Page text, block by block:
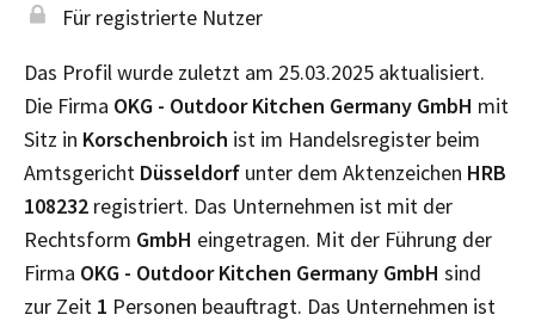
Für registrierte Nutzer
Das Profil wurde zuletzt am 25.03.2025 aktualisiert.
Die Firma OKG - Outdoor Kitchen Germany GmbH mit
Sitz in Korschenbroich ist im Handelsregister beim
Amtsgericht Düsseldorf unter dem Aktenzeichen HRB
108232 registriert. Das Unternehmen ist mit der
Rechtsform GmbH eingetragen. Mit der Führung der
Firma OKG - Outdoor Kitchen Germany GmbH sind
zur Zeit 1 Personen beauftragt. Das Unternehmen ist